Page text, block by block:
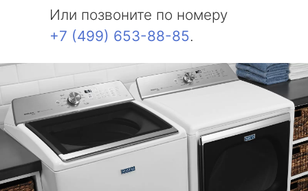
Или позвоните по номеру
+7 (499) 653-88-85.